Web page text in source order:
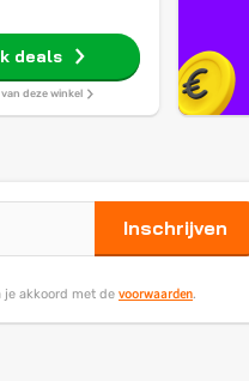
deals
van deze winkel
Inschrijven
akkoord met de voorwaarden.